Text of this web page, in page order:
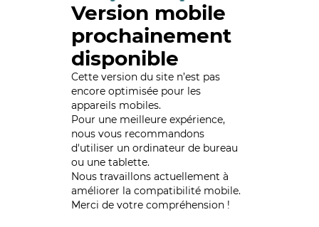
Version mobile
prochainement
disponible
Cette version du site n’est pas
encore optimisée pour les
appareils mobiles.
Pour une meilleure expérience,
nous vous recommandons
d'utiliser un ordinateur de bureau
ou une tablette.
Nous travaillons actuellement à
améliorer la compatibilité mobile.
Merci de votre compréhension !